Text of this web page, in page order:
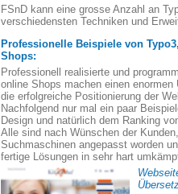
FSnD kann eine grosse Anzahl an
verschiedensten Techniken und
Professionelle Beispiele von
Shops:
Professionell realisierte und
online Shops machen einen
die erfolgreiche Positionierung der
Nachfolgend nur mal ein paar
Design und natürlich dem Ranking
Alle sind nach Wünschen der
Suchmaschinen angepasst worden
fertige Lösungen in sehr hart